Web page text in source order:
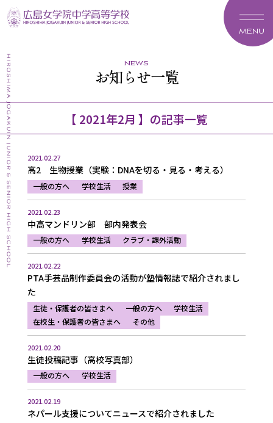
MENU
news
お知らせ一覧
【 2021年2月 】の記事一覧
2021.02.27
高2 生物授業（実験：DNAを切る・見る・考える）
一般の方へ 学校生活 授業
2021.02.23
中高マンドリン部 部内発表会
一般の方へ 学校生活 クラブ・課外活動
2021.02.22
PTA手芸品制作委員会の活動が塾情報誌で紹介されまし
た
生徒・保護者の皆さまへ 一般の方へ
学校生活
在校生・保護者の皆さまへ
その他
2021.02.20
生徒投稿記事（高校写真部）
一般の方へ 学校生活
2021.02.19
ネパール支援についてニュースで紹介されました